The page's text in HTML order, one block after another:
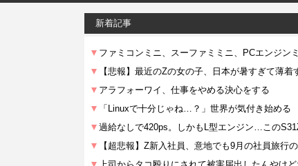
新着記事